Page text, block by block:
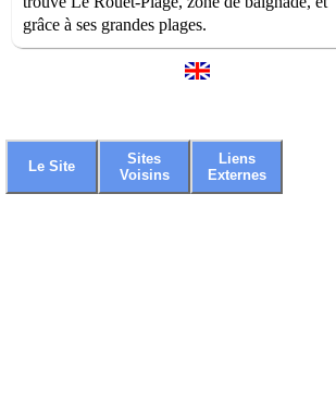
grâce à ses grandes plages.
Le Site
Sites
Voisins
Liens
Externes